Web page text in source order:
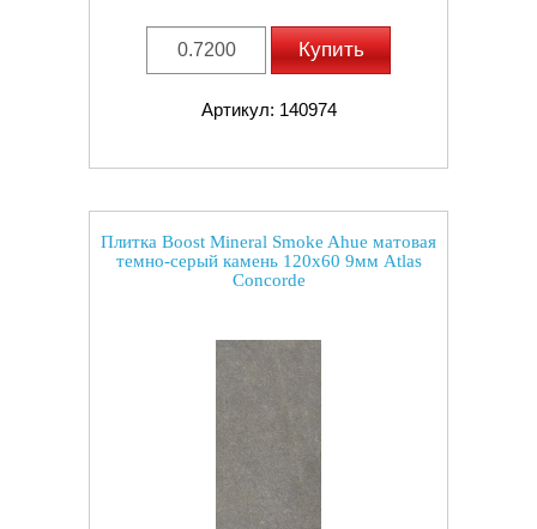
Купить
Артикул: 140974
Плитка Boost Mineral Smoke Ahue матовая
темно-серый камень 120x60 9мм Atlas
Concorde